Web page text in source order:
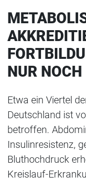
NUR
Etwa ein Viertel
Deutschland ist
betroffen.
Insulinresistenz,
Bluthochdruck
Kreislauf-